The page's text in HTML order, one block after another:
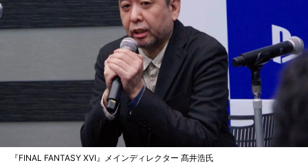
『FINAL FANTASY XVI』メインディレクター 髙井浩氏